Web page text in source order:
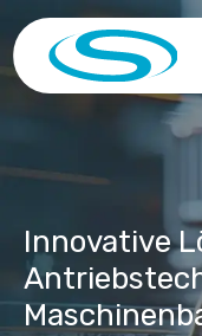
Innovative